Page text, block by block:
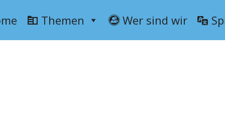
Themen Wer sind wir